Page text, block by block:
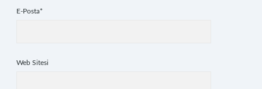
E-Posta*
Web Sitesi